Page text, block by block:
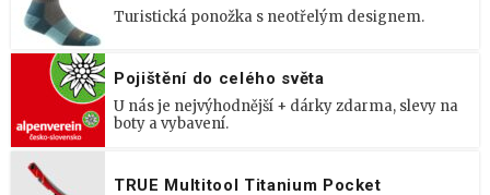
Turistická ponožka s neotřelým designem.
Pojištění do celého světa
U nás je nejvýhodnější + dárky zdarma, slevy na
boty a vybavení.
TRUE Multitool Titanium Pocket